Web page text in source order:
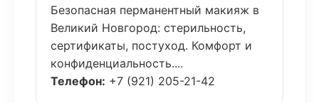
Безопасная перманентный макияж в
Великий Новгород: стерильность,
сертификаты, постуход. Комфорт и
конфиденциальность....
Телефон: +7 (921) 205-21-42